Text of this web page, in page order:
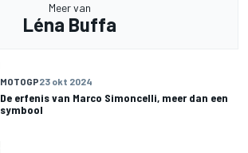
Meer van
Léna Buffa
MOTOGP23 okt 2024
De erfenis van Marco Simoncelli, meer dan een
symbool